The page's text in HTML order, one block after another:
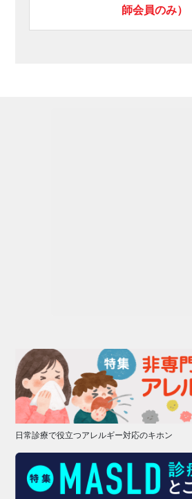
師会員のみ）
日常診療で役立つアレルギー対応のキホン